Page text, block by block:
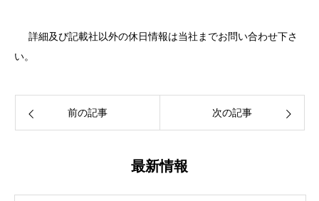
詳細及び記載社以外の休日情報は当社までお問い合わせ下さ
い。
前の記事 次の記事
最新情報